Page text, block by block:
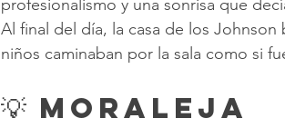
profesionalismo y una sonrisa que
Al final del día, la casa de los
niños caminaban por la sala como si
💡 Moraleja